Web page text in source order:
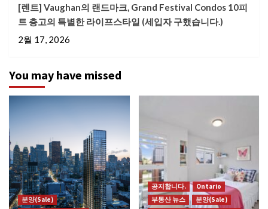
[렌트] Vaughan의 랜드마크, Grand Festival Condos 10피
트 층고의 특별한 라이프스타일 (세입자 구했습니다.)
2월 17, 2026
You may have missed
분양(Sale)
공지합니다.
Ontario
부동산 뉴스
분양(Sale)